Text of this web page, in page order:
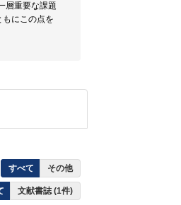
層重要な課題
にこの点を
すべて その他
文献書誌 (1件)